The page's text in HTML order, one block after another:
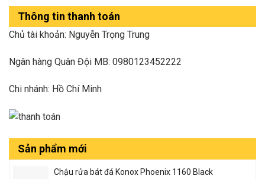
Thông tin thanh toán
Chủ tài khoản: Nguyễn Trọng Trung
Ngân hàng Quân Đội MB: 0980123452222
Chi nhánh: Hồ Chí Minh
Sản phẩm mới
Chậu rửa bát đá Konox Phoenix 1160 Black